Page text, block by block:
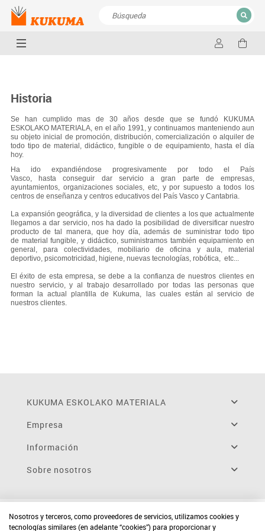
CERRAR
Historia
Se han cumplido mas de 30 años desde que se fundó KUKUMA
ESKOLAKO MATERIALA, en el año 1991, y continuamos manteniendo aun
su objeto inicial de promoción, distribución, comercialización o alquiler de
todo tipo de material, didáctico, fungible o de equipamiento, hasta el día
hoy.
Ha ido expandiéndose progresivamente por todo el País
Vasco, hasta conseguir dar servicio a gran parte de empresas,
ayuntamientos, organizaciones sociales, etc, y por supuesto a todos los
centros de enseñanza y centros educativos del País Vasco y Cantabria.
La expansión geográfica, y la diversidad de clientes a los que actualmente
llegamos a dar servicio, nos ha dado la posibilidad de diversificar nuestro
producto de tal manera, que hoy día, además de suministrar todo tipo
de material fungible, y didáctico, suministramos también equipamiento en
general, para colectividades, mobiliario de oficina y aula, material
deportivo, psicomotricidad, higiene, nuevas tecnologías, robótica, etc...
El éxito de esta empresa, se debe a la confianza de nuestros clientes en
nuestro servicio, y al trabajo desarrollado por todas las personas que
forman la actual plantilla de Kukuma, las cuales están al servicio de
nuestros clientes.
KUKUMA ESKOLAKO MATERIALA
Empresa
Información
Sobre nosotros
Nosotros y terceros, como proveedores de servicios, utilizamos cookies y
tecnologías similares (en adelante “cookies”) para proporcionar y